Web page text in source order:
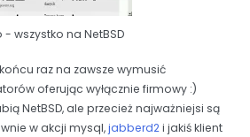
wszystko na NetBSD
raz na zawsze wymusić
oferując wyłącznie firmowy :)
NetBSD, ale przecież najważniejsi są
w akcji mysql,jabberd2i jakiś klient